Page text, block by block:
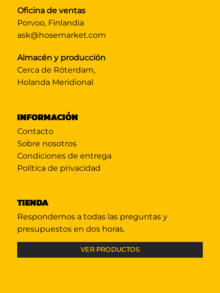
Oficina de ventas
Porvoo, Finlandia
ask@hosemarket.com
Almacén y producción
Cerca de Róterdam,
Holanda Meridional
INFORMACIÓN
Contacto
Sobre nosotros
Condiciones de entrega
Política de privacidad
TIENDA
Respondemos a todas las preguntas y
presupuestos en dos horas.
VER PRODUCTOS